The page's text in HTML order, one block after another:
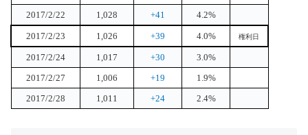
2017/2/22
1,028 +41 4.2%
2017/2/23 1,026 +39 4.0% 権利日
2017/2/24 1,017 +30
3.0%
2017/2/27
1,006 +19
1.9%
2017/2/28
1,011 +24 2.4%